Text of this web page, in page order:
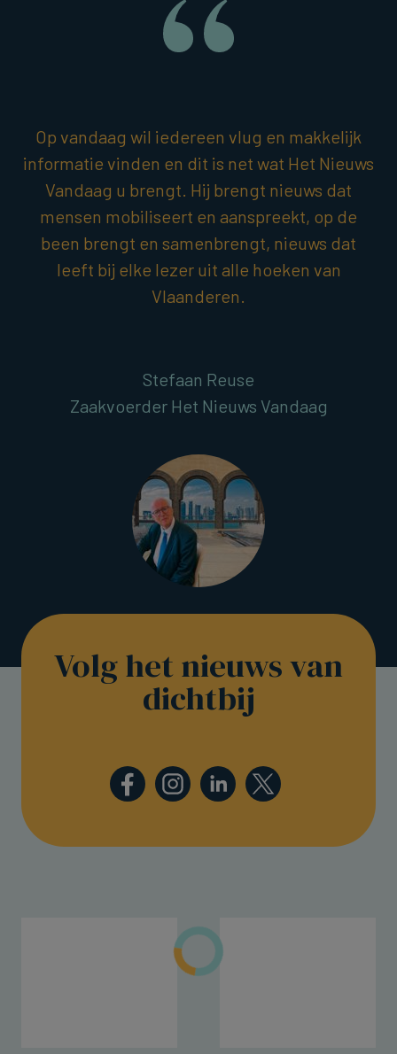
Op vandaag wil iedereen vlug en makkelijk
informatie vinden en dit is net wat Het Nieuws
Vandaag u brengt. Hij brengt nieuws dat
mensen mobiliseert en aanspreekt, op de
been brengt en samenbrengt, nieuws dat
leeft bij elke lezer uit alle hoeken van
Vlaanderen.
Stefaan Reuse
Zaakvoerder Het Nieuws Vandaag
Volg het nieuws van
dichtbij